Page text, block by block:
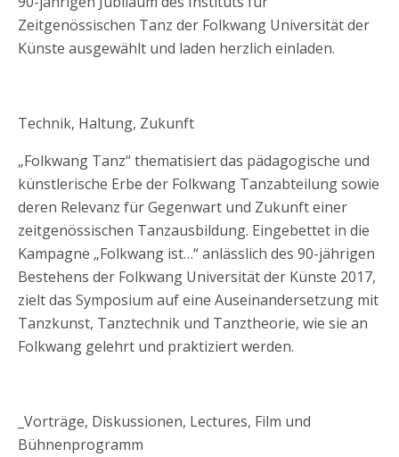
Zeitgenössischen Tanz der Folkwang Universität der
Künste ausgewählt und laden herzlich einladen.
Technik, Haltung, Zukunft
„Folkwang Tanz“ thematisiert das pädagogische und
künstlerische Erbe der Folkwang Tanzabteilung sowie
deren Relevanz für Gegenwart und Zukunft einer
zeitgenössischen Tanzausbildung. Eingebettet in die
Kampagne „Folkwang ist…“ anlässlich des 90-jährigen
Bestehens der Folkwang Universität der Künste 2017,
zielt das Symposium auf eine Auseinandersetzung mit
Tanzkunst, Tanztechnik und Tanztheorie, wie sie an
Folkwang gelehrt und praktiziert werden.
_Vorträge, Diskussionen, Lectures, Film und
Bühnenprogramm